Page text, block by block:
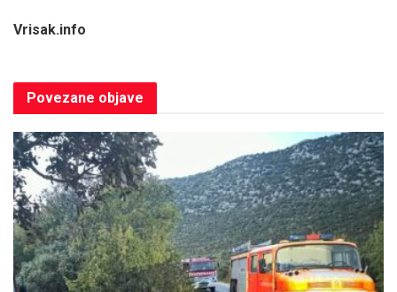
Vrisak.info
Povezane objave